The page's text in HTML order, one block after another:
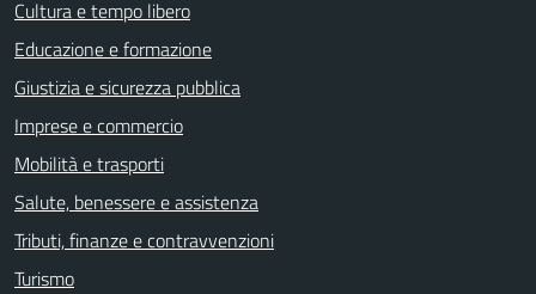
Cultura e tempo libero
Educazione e formazione
Giustizia e sicurezza pubblica
Imprese e commercio
Mobilità e trasporti
Salute, benessere e assistenza
Tributi, finanze e contravvenzioni
Turismo